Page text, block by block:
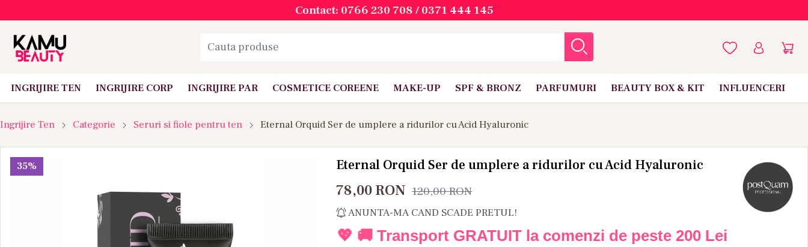
Contact: 0766 230 708 / 0371 444 145
INGRIJIRE TEN INGRIJIRE CORP INGRIJIRE PAR COSMETICE COREENE MAKE-UP SPF & BRONZ PARFUMURI BEAUTY BOX & KIT INFLUENCERI
Ingrijire Ten Categorie Seruri si fiole pentru ten Eternal Orquid Ser de umplere a ridurilor cu Acid Hyaluronic
35% Eternal Orquid Ser de umplere a ridurilor cu Acid Hyaluronic
78,00RON 120,00RON
ANUNTA-MA CAND SCADE PRETUL!
💖 🚚 Transport GRATUIT la comenzi de peste 200 Lei